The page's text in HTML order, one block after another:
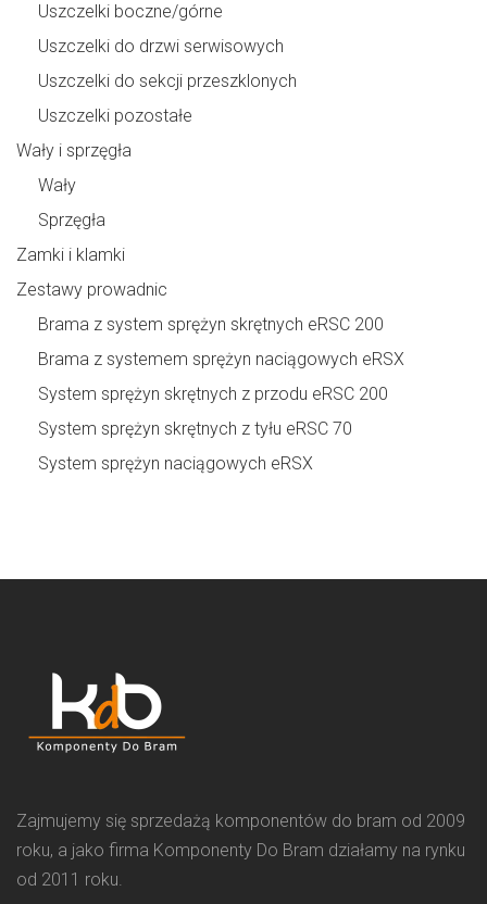
Uszczelki boczne/górne
Uszczelki do drzwi serwisowych
Uszczelki do sekcji przeszklonych
Uszczelki pozostałe
Wały i sprzęgła
Wały
Sprzęgła
Zamki i klamki
Zestawy prowadnic
Brama z system sprężyn skrętnych eRSC 200
Brama z systemem sprężyn naciągowych eRSX
System sprężyn skrętnych z przodu eRSC 200
System sprężyn skrętnych z tyłu eRSC 70
System sprężyn naciągowych eRSX
Zajmujemy się sprzedażą komponentów do bram od 2009
roku, a jako firma Komponenty Do Bram działamy na rynku
od 2011 roku.